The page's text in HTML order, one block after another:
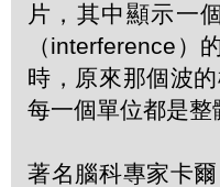
片，其中顯示一
（interference）
時，原來那個波
每一個單位都是
著名腦科專家卡